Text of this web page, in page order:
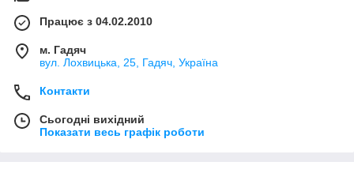
Працює з 04.02.2010
м. Гадяч
вул. Лохвицька, 25, Гадяч, Україна
Контакти
Сьогодні вихідний
Показати весь графік роботи